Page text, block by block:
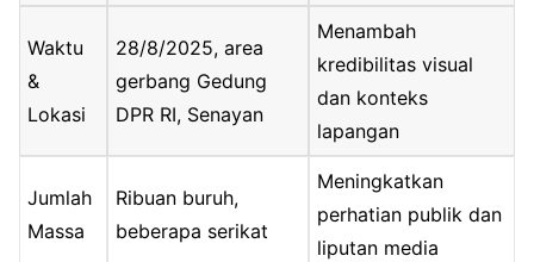
Waktu
&
Lokasi
28/8/2025, area
gerbang Gedung
DPR RI, Senayan
Menambah
kredibilitas visual
dan konteks
lapangan
Jumlah
Massa
Ribuan buruh,
beberapa serikat
Meningkatkan
perhatian publik dan
liputan media